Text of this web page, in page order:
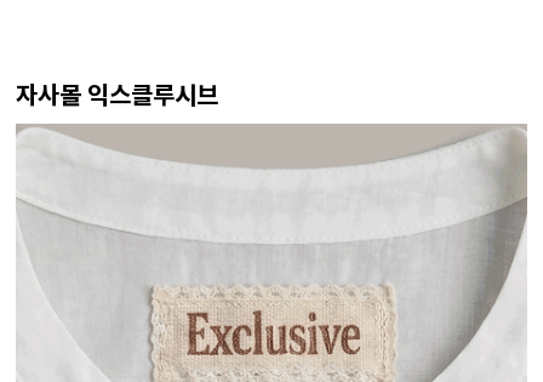
자사몰 익스클루시브